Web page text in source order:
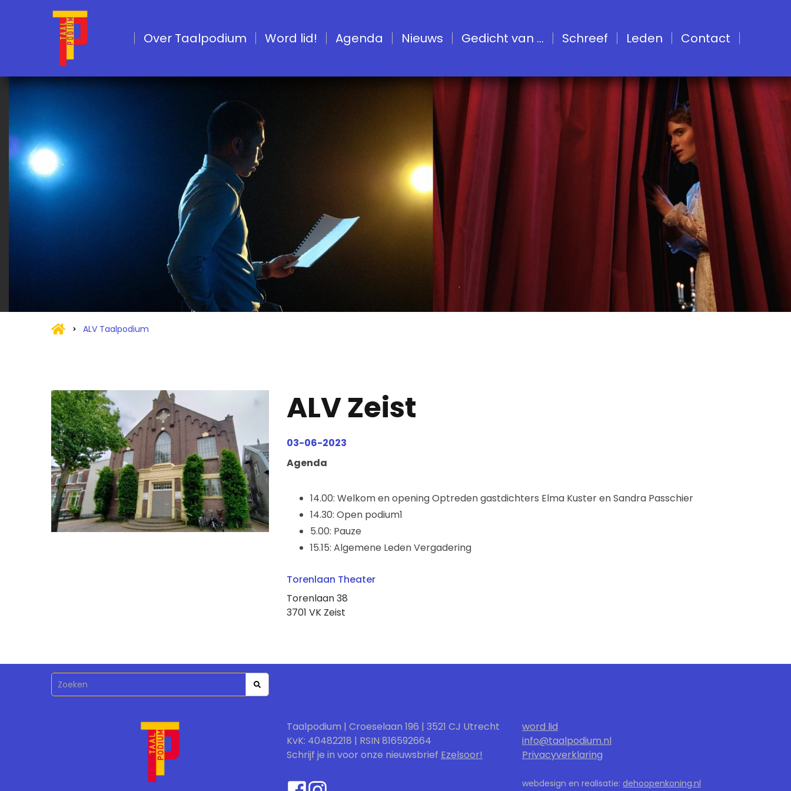
Over Taalpodium Word lid! Agenda Nieuws Gedicht van ... Schreef Leden Contact
ALV Taalpodium
ALV Zeist
03-06-2023
Agenda
14.00: Welkom en opening Optreden gastdichters Elma Kuster en Sandra Passchier
14.30: Open podium1
5.00: Pauze
15.15: Algemene Leden Vergadering
Torenlaan Theater
Torenlaan 38
3701 VK Zeist
Taalpodium | Croeselaan 196 | 3521 CJ Utrecht
KvK: 40482218 | RSIN 816592664
Schrijf je in voor onze nieuwsbrief Ezelsoor!
word lid
info@taalpodium.nl
Privacyverklaring
webdesign en realisatie: dehoopenkoning.nl